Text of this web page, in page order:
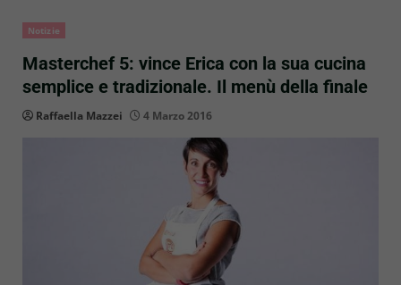
Notizie
Masterchef 5: vince Erica con la sua cucina
semplice e tradizionale. Il menù della finale
Raffaella Mazzei 4 Marzo 2016